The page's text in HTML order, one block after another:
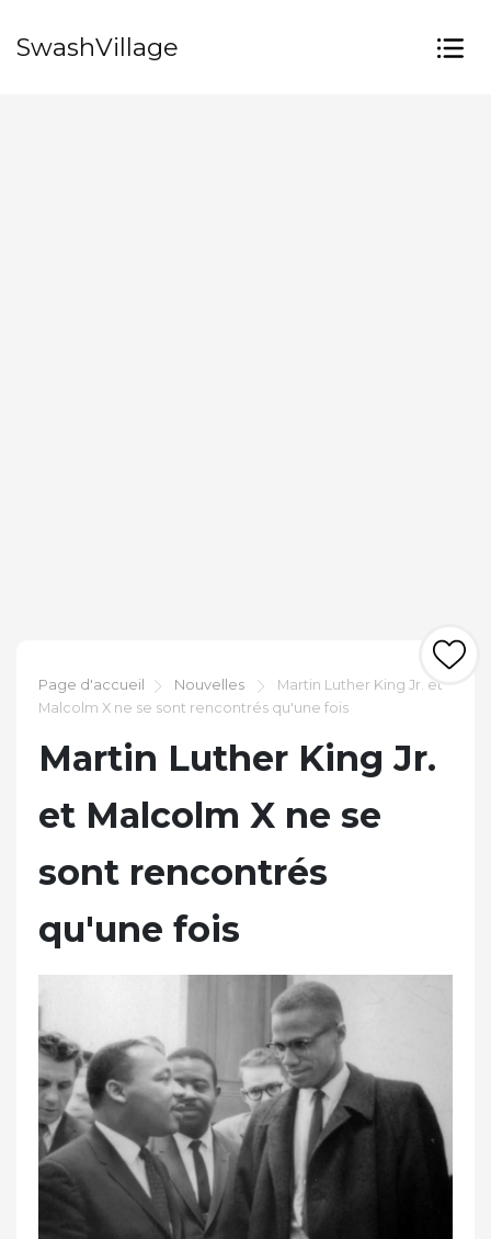
SwashVillage
Page d'accueil Nouvelles
Martin Luther King Jr. et
Malcolm X ne se sont rencontrés qu'une fois
Martin Luther King Jr.
et Malcolm X ne se
sont rencontrés
qu'une fois